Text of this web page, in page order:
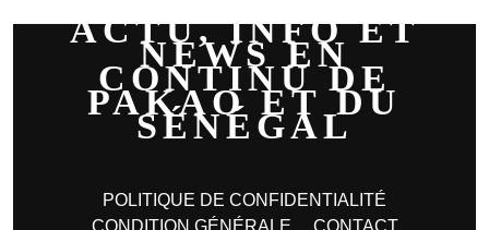
ACTU, INFO ET
NEWS EN
CONTINU DE
PAKAO ET DU
SÉNÉGAL
POLITIQUE DE CONFIDENTIALITÉ